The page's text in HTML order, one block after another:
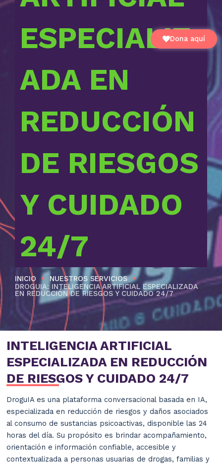
ESPECIALIZ
ADA EN
REDUCCIÓN
DE RIESGOS
Y CUIDADO
24/7
INICIO • NUESTROS SERVICIOS •
DROGUIA: INTELIGENCIA ARTIFICIAL ESPECIALIZADA
EN REDUCCIÓN DE RIESGOS Y CUIDADO 24/7
INTELIGENCIA ARTIFICIAL
ESPECIALIZADA EN REDUCCIÓN
DE RIESGOS Y CUIDADO 24/7
DroguIA es una plataforma conversacional basada en IA,
especializada en reducción de riesgos y daños asociados
al consumo de sustancias psicoactivas, disponible las 24
horas del día. Su propósito es brindar acompañamiento,
orientación e información confiable, accesible y
contextualizada a personas usuarias de drogas, familias y
Dona aquí